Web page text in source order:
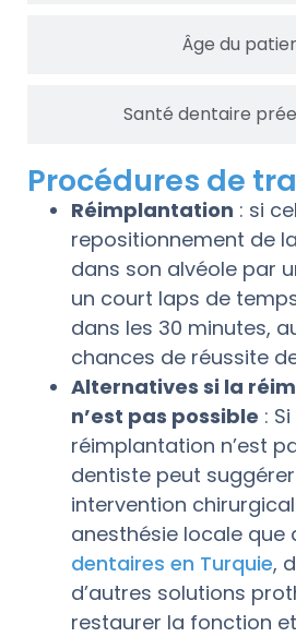
Âge du
Santé dentaire
Procédures de
Réimplantation : si
repositionnement de
dans son alvéole par
un court laps de
dans les 30 minutes,
chances de réussite
Alternatives si la
n’est pas possible :
réimplantation n’est
dentiste peut
intervention
anesthésie locale que
dentaires en Turquie,
d’autres solutions
restaurer la fonction